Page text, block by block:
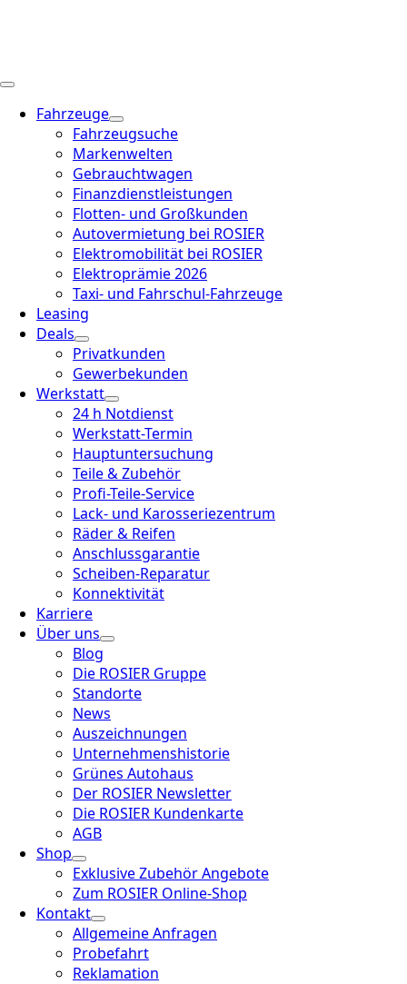
Fahrzeuge
Fahrzeugsuche
Markenwelten
Gebrauchtwagen
Finanzdienstleistungen
Flotten- und Großkunden
Autovermietung bei ROSIER
Elektromobilität bei ROSIER
Elektroprämie 2026
Taxi- und Fahrschul-Fahrzeuge
Leasing
Deals
Privatkunden
Gewerbekunden
Werkstatt
24 h Notdienst
Werkstatt-Termin
Hauptuntersuchung
Teile & Zubehör
Profi-Teile-Service
Lack- und Karosseriezentrum
Räder & Reifen
Anschlussgarantie
Scheiben-Reparatur
Konnektivität
Karriere
Über uns
Blog
Die ROSIER Gruppe
Standorte
News
Auszeichnungen
Unternehmenshistorie
Grünes Autohaus
Der ROSIER Newsletter
Die ROSIER Kundenkarte
AGB
Shop
Exklusive Zubehör Angebote
Zum ROSIER Online-Shop
Kontakt
Allgemeine Anfragen
Probefahrt
Reklamation